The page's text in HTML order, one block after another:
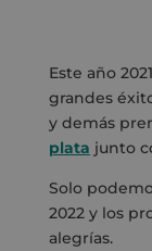
Este año
grandes
y demás
plata junto
Solo
2022 y los
alegrías.